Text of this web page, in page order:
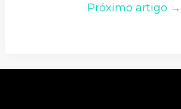
Próximo artigo →